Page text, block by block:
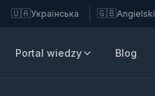
🇺🇦Українська 🇬🇧Angielski
Portal wiedzy Blog